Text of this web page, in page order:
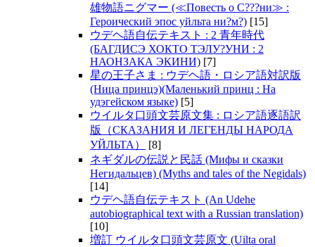
雄物語ニグマー (≪Повесть о С???ни≫ :
Героический эпос уйльта ни?м?) [15]
ウデヘ語自伝テキスト : 2 青年時代
(БАГДИСЭ ХОКТО ТЭЛУ?УНИ : 2
НАОНЗАКА ЭКИНИ) [7]
星の王子さま : ウデヘ語・ロシア語対訳版
(Ница принцэ)(Маленький принц : На
удэгейском языке) [5]
ウイルタ口頭文芸原文集 : ロシア語逐語訳
版（СКАЗАНИЯ И ЛЕГЕНДЫ НАРОДА
УЙЛЬТА）
[8]
ネギダルの伝説と民話 (Мифы и сказки
Негидальцев) (Myths and tales of the Negidals)
[14]
ウデヘ語自伝テキスト (An Udehe
autobiographical text with a Russian translation)
[10]
増訂 ウイルタ口頭文芸原文 (Uilta oral